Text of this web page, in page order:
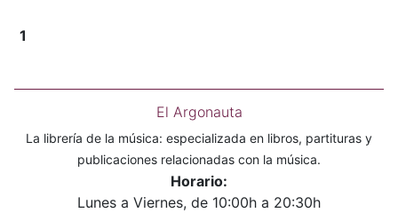
1
El Argonauta
La librería de la música: especializada en libros, partituras y
publicaciones relacionadas con la música.
Horario:
Lunes a Viernes, de 10:00h a 20:30h